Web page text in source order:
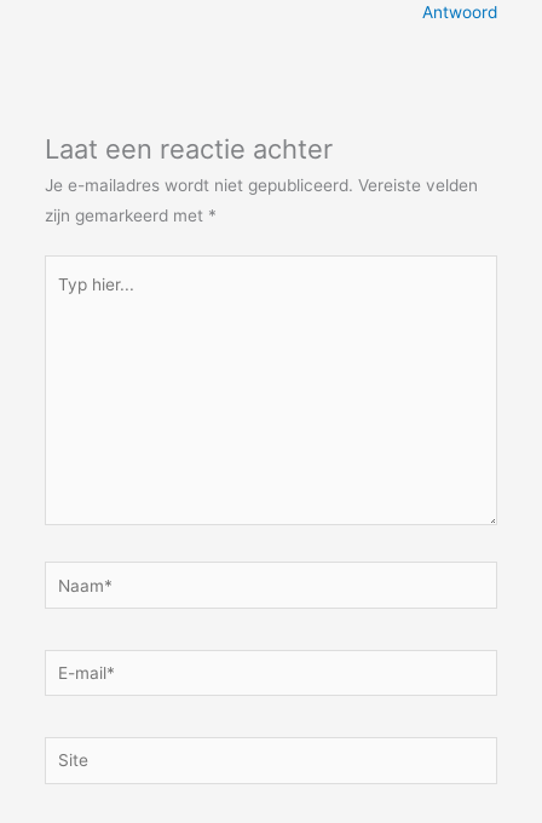
Antwoord
Laat een reactie achter
Je e-mailadres wordt niet gepubliceerd. Vereiste velden
zijn gemarkeerd met *
hier...
Naam*
E-
mail*
Site